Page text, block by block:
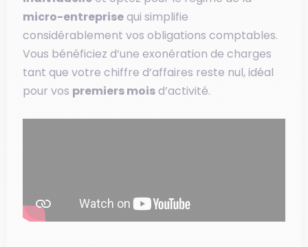
micro-entreprisequi simplifie
considérablement vos obligations comptables.
Vous bénéficiez d’une exonération de charges
tant que votre chiffre d’affaires reste nul, idéal
pour vos premiers moisd’activité.